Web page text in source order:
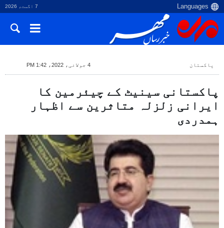
7 اگست، 2026
پاکستان 4 جولائی، 2022، 1:42 PM
پاکستانی سینیٹ کے چیئرمین کا
ایرانی زلزلہ متاثرین سے اظہار
ہمدردی